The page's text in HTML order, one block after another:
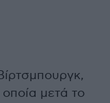
μετά το